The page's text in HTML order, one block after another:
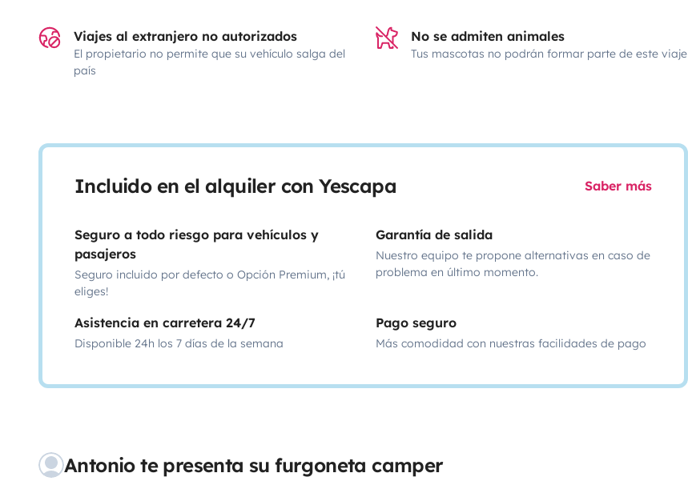
Viajes al extranjero no autorizados
El propietario no permite que su vehículo salga del
país
No se admiten animales
Tus mascotas no podrán formar parte de este viaje
Incluido en el alquiler con Yescapa Saber más
Seguro a todo riesgo para vehículos y
pasajeros
Seguro incluido por defecto o Opción Premium, ¡tú
eliges!
Garantía de salida
Nuestro equipo te propone alternativas en caso de
problema en último momento.
Asistencia en carretera 24/7
Disponible 24h los 7 días de la semana
Pago seguro
Más comodidad con nuestras facilidades de pago
Antonio te presenta su furgoneta camper